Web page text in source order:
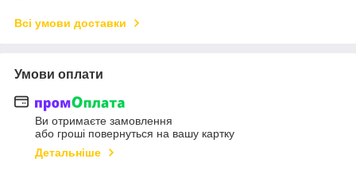
Всі умови доставки
Умови оплати
Ви отримаєте замовлення
або гроші повернуться на вашу картку
Детальніше